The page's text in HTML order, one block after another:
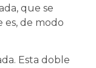
que se
es, de modo
Esta doble